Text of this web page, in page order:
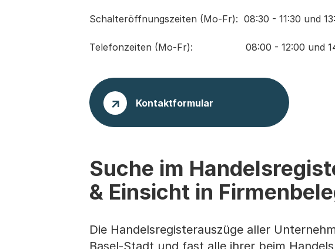
Schalteröffnungszeiten (Mo-Fr):  08:30 - 11:30 und
Telefonzeiten (Mo-Fr):                  08:00 - 12:00 und
Kontaktformular
Suche im
& Einsicht in
Die Handelsregisterauszüge aller
Basel-Stadt und fast alle ihrer beim